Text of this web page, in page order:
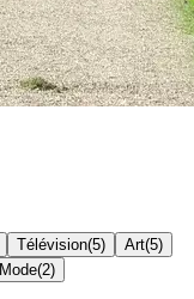
Télévision(5) Art(5)
Mode(2)